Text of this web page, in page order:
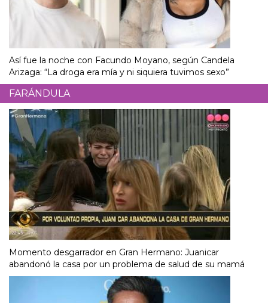
Así fue la noche con Facundo Moyano, según Candela
Arizaga: “La droga era mía y ni siquiera tuvimos sexo”
FARÁNDULA
Momento desgarrador en Gran Hermano: Juanicar
abandonó la casa por un problema de salud de su mamá